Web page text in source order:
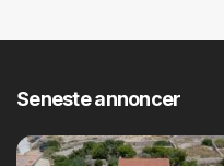
Seneste annoncer